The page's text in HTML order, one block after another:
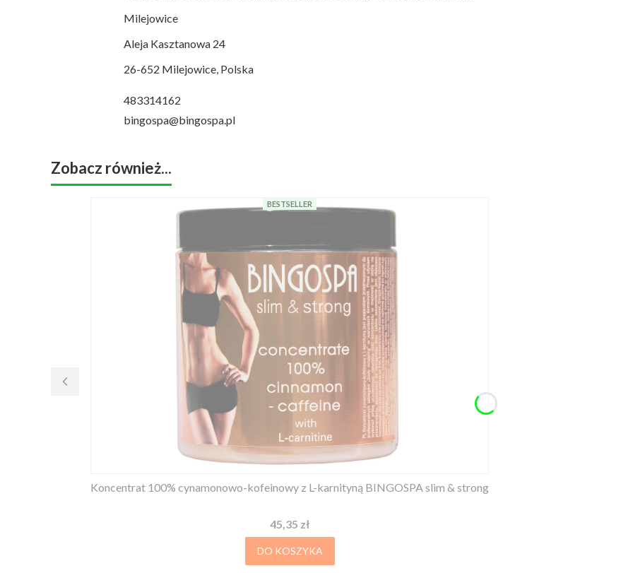
Milejowice
Aleja Kasztanowa 24
26-652 Milejowice, Polska
483314162
bingospa@bingospa.pl
Zobacz również...
BESTSELLER
Koncentrat 100% cynamonowo-kofeinowy z L-karnityną BINGOSPA slim & strong
Cena
45,35 zł
DO KOSZYKA